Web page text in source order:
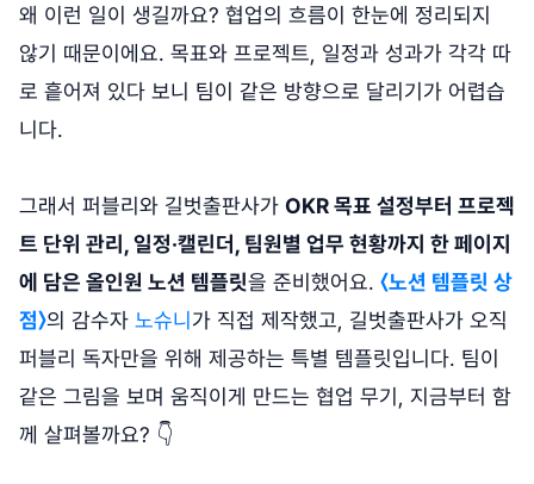
왜 이런 일이 생길까요? 협업의 흐름이 한눈에 정리되지
않기 때문이에요. 목표와 프로젝트, 일정과 성과가 각각 따
로 흩어져 있다 보니 팀이 같은 방향으로 달리기가 어렵습
니다.
그래서 퍼블리와 길벗출판사가 OKR 목표 설정부터 프로젝
트 단위 관리, 일정·캘린더, 팀원별 업무 현황까지 한 페이지
에 담은 올인원 노션 템플릿을 준비했어요. 〈노션 템플릿 상
점〉의 감수자 노슈니가 직접 제작했고, 길벗출판사가 오직
퍼블리 독자만을 위해 제공하는 특별 템플릿입니다. 팀이
같은 그림을 보며 움직이게 만드는 협업 무기, 지금부터 함
께 살펴볼까요? 👇